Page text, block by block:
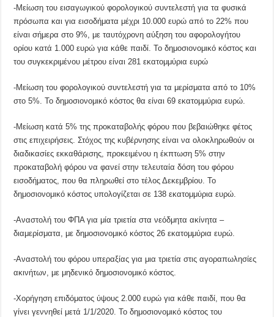
-Μείωση του εισαγωγικού φορολογικού συντελεστή για τα φυσικά
πρόσωπα και για εισοδήματα μέχρι 10.000 ευρώ από το 22% που
είναι σήμερα στο 9%, με ταυτόχρονη αύξηση του αφορολογήτου
ορίου κατά 1.000 ευρώ για κάθε παιδί. Το δημοσιονομικό κόστος και
του συγκεκριμένου μέτρου είναι 281 εκατομμύρια ευρώ
-Μείωση του φορολογικού συντελεστή για τα μερίσματα από το 10%
στο 5%. Το δημοσιονομικό κόστος θα είναι 69 εκατομμύρια ευρώ.
-Μείωση κατά 5% της προκαταβολής φόρου που βεβαιώθηκε φέτος
στις επιχειρήσεις. Στόχος της κυβέρνησης είναι να ολοκληρωθούν οι
διαδικασίες εκκαθάρισης, προκειμένου η έκπτωση 5% στην
προκαταβολή φόρου να φανεί στην τελευταία δόση του φόρου
εισοδήματος, που θα πληρωθεί στο τέλος Δεκεμβρίου. Το
δημοσιονομικό κόστος υπολογίζεται σε 138 εκατομμύρια ευρώ.
-Αναστολή του ΦΠΑ για μία τριετία στα νεόδμητα ακίνητα –
διαμερίσματα, με δημοσιονομικό κόστος 26 εκατομμύρια ευρώ.
-Αναστολή του φόρου υπεραξίας για μια τριετία στις αγοραπωλησίες
ακινήτων, με μηδενικό δημοσιονομικό κόστος.
-Χορήγηση επιδόματος ύψους 2.000 ευρώ για κάθε παιδί, που θα
γίνει γεννηθεί μετά 1/1/2020. Το δημοσιονομικό κόστος του